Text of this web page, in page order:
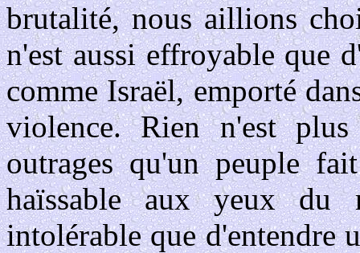
brutalité, nous aillions
n'est aussi effroyable que
comme Israël, emporté
violence. Rien n'est
outrages qu'un peuple
haïssable aux yeux du
intolérable que d'entendre